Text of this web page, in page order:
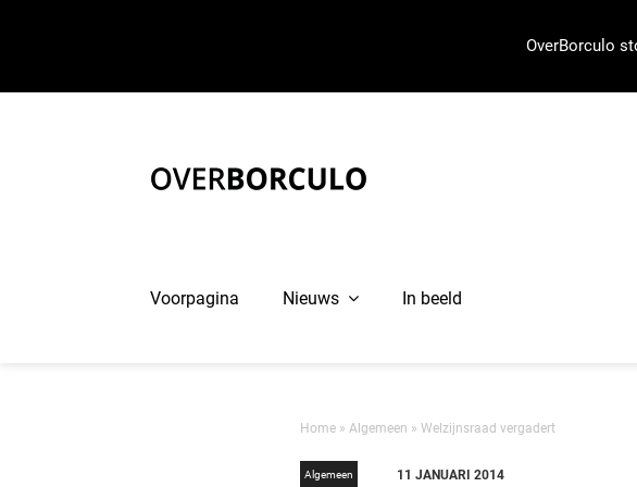
OverBorculo
Voorpagina Nieuws In beeld
Home »Algemeen »Welzijnsraad vergadert
Algemeen 11 JANUARI 2014